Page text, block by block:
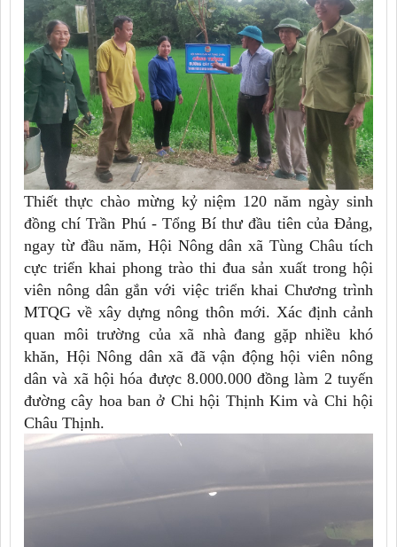
Thiết thực chào mừng kỷ niệm 120 năm ngày sinh
đồng chí Trần Phú - Tổng Bí thư đầu tiên của Đảng,
ngay từ đầu năm, Hội Nông dân xã Tùng Châu tích
cực triển khai phong trào thi đua sản xuất trong hội
viên nông dân gắn với việc triển khai Chương trình
MTQG về xây dựng nông thôn mới. Xác định cảnh
quan môi trường của xã nhà đang gặp nhiều khó
khăn, Hội Nông dân xã đã vận động hội viên nông
dân và xã hội hóa được 8.000.000 đồng làm 2 tuyến
đường cây hoa ban ở Chi hội Thịnh Kim và Chi hội
Châu Thịnh.